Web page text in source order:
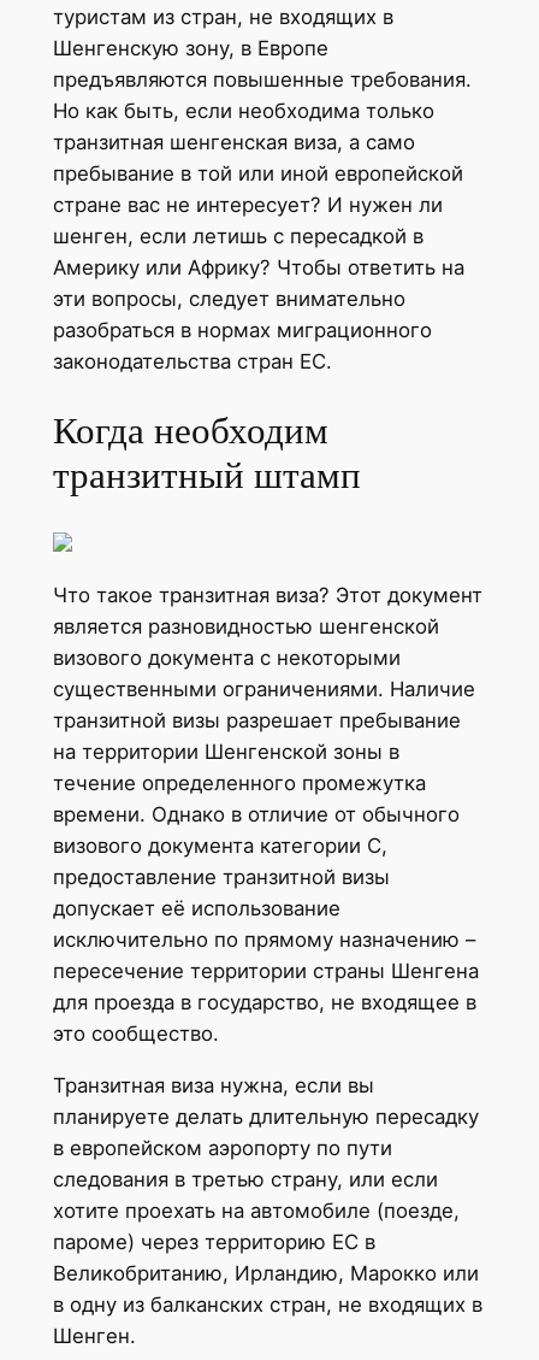
туристам из стран, не входящих в
Шенгенскую зону, в Европе
предъявляются повышенные требования.
Но как быть, если необходима только
транзитная шенгенская виза, а само
пребывание в той или иной европейской
стране вас не интересует? И нужен ли
шенген, если летишь с пересадкой в
Америку или Африку? Чтобы ответить на
эти вопросы, следует внимательно
разобраться в нормах миграционного
законодательства стран ЕС.
Когда необходим
транзитный штамп
Что такое транзитная виза? Этот документ
является разновидностью шенгенской
визового документа с некоторыми
существенными ограничениями. Наличие
транзитной визы разрешает пребывание
на территории Шенгенской зоны в
течение определенного промежутка
времени. Однако в отличие от обычного
визового документа категории С,
предоставление транзитной визы
допускает её использование
исключительно по прямому назначению –
пересечение территории страны Шенгена
для проезда в государство, не входящее в
это сообщество.
Транзитная виза нужна, если вы
планируете делать длительную пересадку
в европейском аэропорту по пути
следования в третью страну, или если
хотите проехать на автомобиле (поезде,
пароме) через территорию ЕС в
Великобританию, Ирландию, Марокко или
в одну из балканских стран, не входящих в
Шенген.